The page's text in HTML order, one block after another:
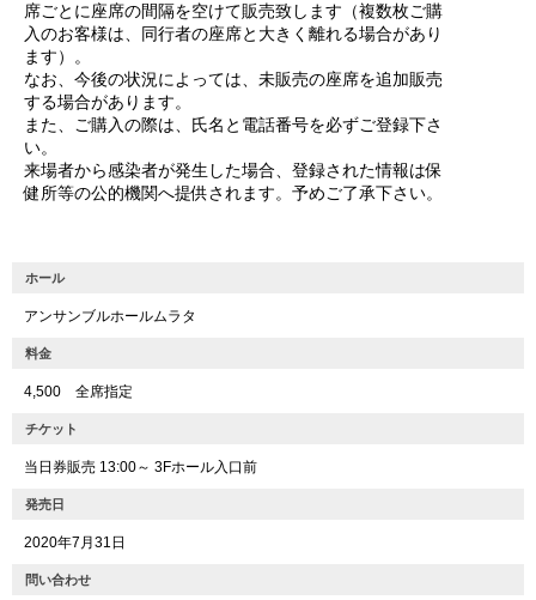
席ごとに座席の間隔を空けて販売致します（複数枚ご購
入のお客様は、同行者の座席と大きく離れる場合があり
ます）。
なお、今後の状況によっては、未販売の座席を追加販売
する場合があります。
また、ご購入の際は、氏名と電話番号を必ずご登録下さ
い。
来場者から感染者が発生した場合、登録された情報は保
健所等の公的機関へ提供されます。予めご了承下さい。
ホール
アンサンブルホールムラタ
料金
4,500 全席指定
チケット
当日券販売 13:00～ 3Fホール入口前
発売日
2020年7月31日
問い合わせ